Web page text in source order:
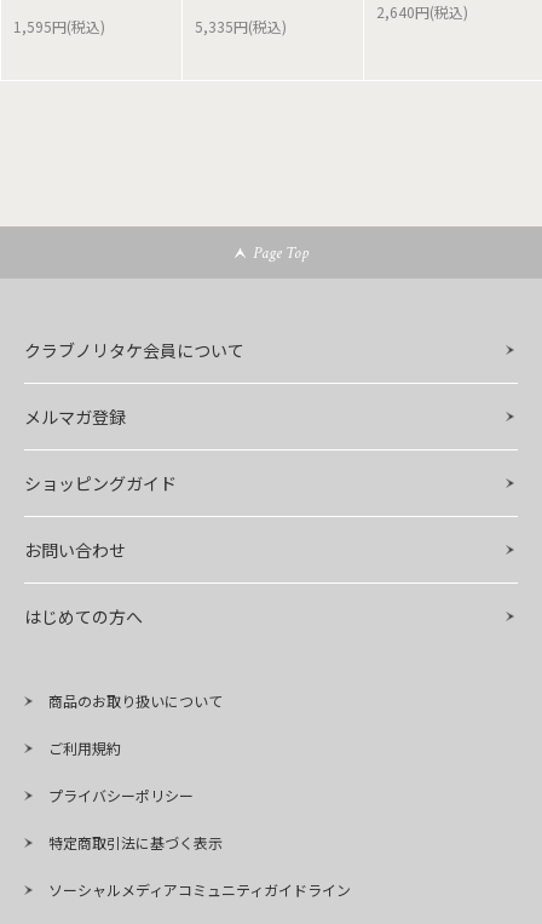
1,595円(税込) 5,335円(税込)
2,640円(税込)
Page Top
クラブノリタケ会員について
メルマガ登録
ショッピングガイド
お問い合わせ
はじめての方へ
商品のお取り扱いについて
ご利用規約
プライバシーポリシー
特定商取引法に基づく表示
ソーシャルメディアコミュニティガイドライン